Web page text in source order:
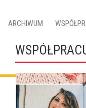
ARCHIWUM